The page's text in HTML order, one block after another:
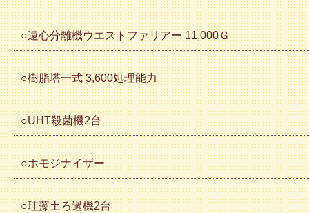
○遠心分離機ウエストファリアー 11,000Ｇ
○樹脂塔一式 3,600処理能力
○UHT殺菌機2台
○ホモジナイザー
○珪藻土ろ過機2台